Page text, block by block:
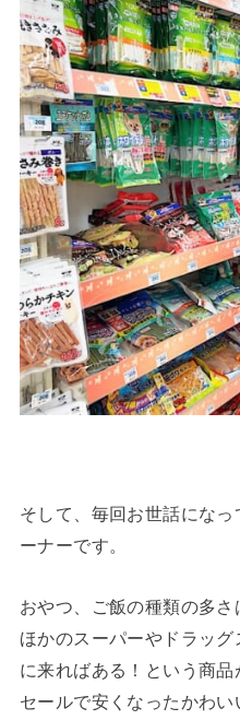
そして、毎回お世話にな
ーナーです。
おやつ、ご飯の種類の多さ
ほかのスーパーやドラッ
に来ればある！という商品
セールで安くなったかわ